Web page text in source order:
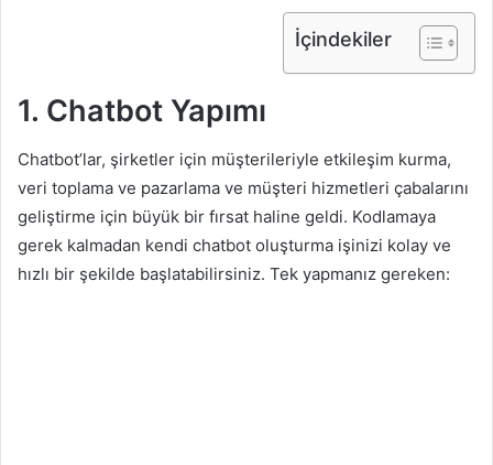
İçindekiler
1. Chatbot Yapımı
Chatbot’lar, şirketler için müşterileriyle etkileşim kurma,
veri toplama ve pazarlama ve müşteri hizmetleri çabalarını
geliştirme için büyük bir fırsat haline geldi. Kodlamaya
gerek kalmadan kendi chatbot oluşturma işinizi kolay ve
hızlı bir şekilde başlatabilirsiniz. Tek yapmanız gereken: